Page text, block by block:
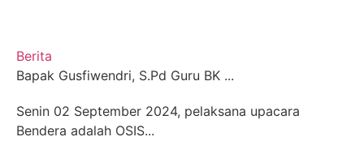
Berita
Bapak Gusfiwendri, S.Pd Guru BK ...
Senin 02 September 2024, pelaksana upacara
Bendera adalah OSIS...